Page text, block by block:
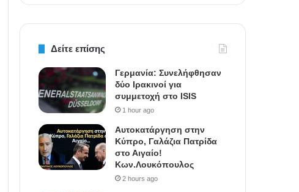
Δείτε επίσης
Γερμανία: Συνελήφθησαν
δύο Ιρακινοί για
συμμετοχή στο ISIS
1 hour ago
Αυτοκατάργηση στην
Κύπρο, Γαλάζια Πατρίδα
στο Αιγαίο!
Κων.Λουκόπουλος
2 hours ago